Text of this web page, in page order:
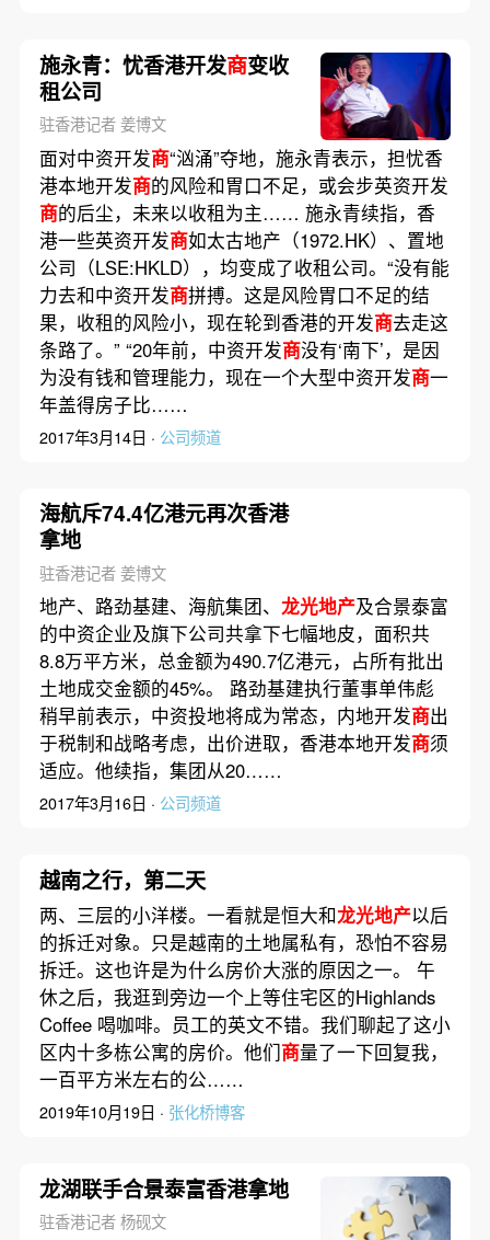
施永青：忧香港开发商变收
租公司
驻香港记者 姜博文
面对中资开发商“汹涌”夺地，施永青表示，担忧香
港本地开发商的风险和胃口不足，或会步英资开发
商的后尘，未来以收租为主…… 施永青续指，香
港一些英资开发商如太古地产（1972.HK）、置地
公司（LSE:HKLD），均变成了收租公司。“没有能
力去和中资开发商拼搏。这是风险胃口不足的结
果，收租的风险小，现在轮到香港的开发商去走这
条路了。” “20年前，中资开发商没有‘南下’，是因
为没有钱和管理能力，现在一个大型中资开发商一
年盖得房子比……
2017年3月14日 · 公司频道
海航斥74.4亿港元再次香港
拿地
驻香港记者 姜博文
地产、路劲基建、海航集团、 龙光地产及合景泰富
的中资企业及旗下公司共拿下七幅地皮，面积共
8.8万平方米，总金额为490.7亿港元，占所有批出
土地成交金额的45%。 路劲基建执行董事单伟彪
稍早前表示，中资投地将成为常态，内地开发商出
于税制和战略考虑，出价进取，香港本地开发商须
适应。他续指，集团从20……
2017年3月16日 · 公司频道
越南之行，第二天
两、三层的小洋楼。一看就是恒大和龙光地产以后
的拆迁对象。只是越南的土地属私有，恐怕不容易
拆迁。这也许是为什么房价大涨的原因之一。 午
休之后，我逛到旁边一个上等住宅区的Highlands
Coffee 喝咖啡。员工的英文不错。我们聊起了这小
区内十多栋公寓的房价。他们商量了一下回复我，
一百平方米左右的公……
2019年10月19日 · 张化桥博客
龙湖联手合景泰富香港拿地
驻香港记者 杨砚文